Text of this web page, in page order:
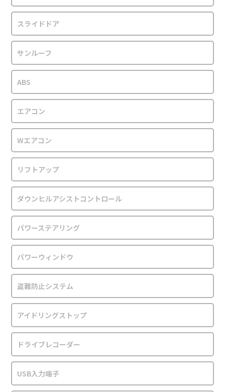
スライドドア
サンルーフ
ABS
エアコン
Wエアコン
リフトアップ
ダウンヒルアシストコントロール
パワーステアリング
パワーウィンドウ
盗難防止システム
アイドリングストップ
ドライブレコーダー
USB入力端子